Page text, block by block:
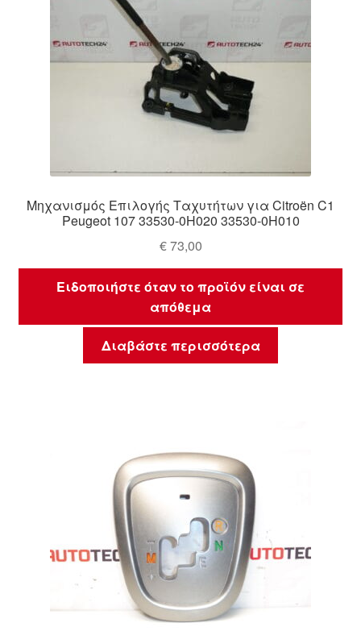
Μηχανισμός Επιλογής Ταχυτήτων για Citroën C1
Peugeot 107 33530-0H020 33530-0H010
€73,00
Ειδοποιήστε όταν το προϊόν είναι σε
απόθεμα
Διαβάστε περισσότερα